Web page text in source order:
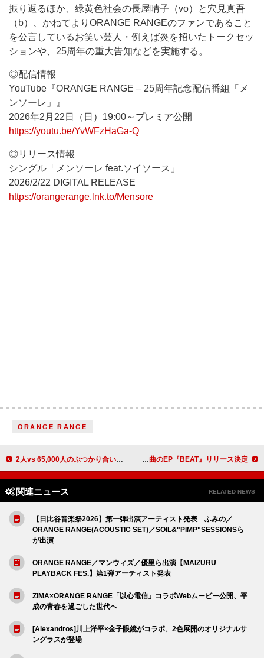
振り返るほか、緑黄色社会の長屋晴子（vo）と穴見真吾
（b）、かねてよりORANGE RANGEのファンであること
を公言しているお笑い芸人・例えば炎を招いたトークセッ
ションや、25周年の重大告知などを実施する。
◎配信情報
YouTube『ORANGE RANGE – 25周年記念配信番組「メ
ンソーレ」』
2026年2月22日（日）19:00～プレミア公開
https://youtu.be/YvWFzHaGa-Q
◎リリース情報
シングル「メンソーレ feat.ソイソース」
2026/2/22 DIGITAL RELEASE
https://orangerange.lnk.to/Mensore
ORANGE RANGE
2人vs 65,000人のぶつかり合い トゥエンティ・ワン・パイロッツの“想像を絶する”エネルギーを劇場で体感せよ BALLISTIK BOYZ、全国ツアー＆全て新曲のEP『BEAT』リリース決定
関連ニュース RELATED NEWS
【日比谷音楽祭2026】第一弾出演アーティスト発表 ふみの／
ORANGE RANGE(ACOUSTIC SET)／SOIL&"PIMP"SESSIONSら
が出演
ORANGE RANGE／マンウィズ／優里ら出演【MAIZURU
PLAYBACK FES.】第1弾アーティスト発表
ZIMA×ORANGE RANGE「以心電信」コラボWebムービー公開、平
成の青春を過ごした世代へ
[Alexandros]川上洋平×金子眼鏡がコラボ、2色展開のオリジナルサ
ングラスが登場